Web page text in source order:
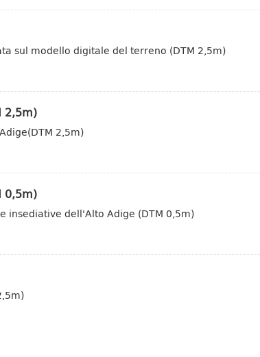
sul modello digitale del terreno (DTM 2,5m)
2,5m)
2,5m)
0,5m)
insediative dell'Alto Adige (DTM 0,5m)